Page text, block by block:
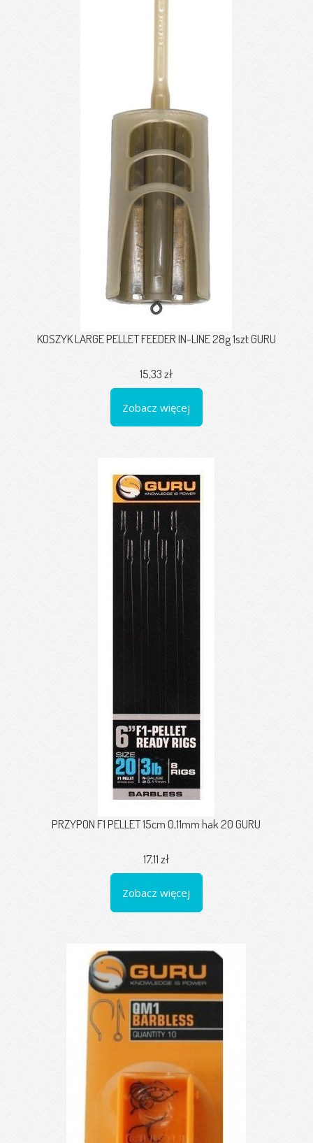
KOSZYK LARGE PELLET FEEDER IN-LINE 28g 1szt GURU
15,33 zł
Zobacz więcej
PRZYPON F1 PELLET 15cm 0,11mm hak 20 GURU
17,11 zł
Zobacz więcej